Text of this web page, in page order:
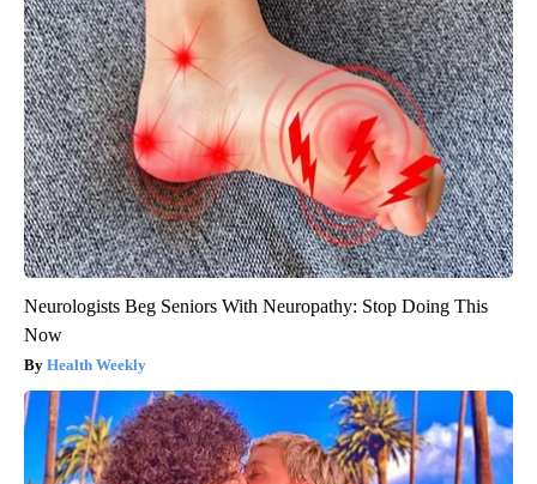
Neurologists Beg Seniors With Neuropathy: Stop Doing This
Now
Health Weekly